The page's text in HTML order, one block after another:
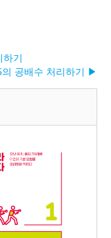
기
공배수 처리하기 ▶︎